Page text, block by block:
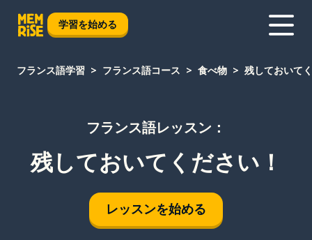
学習を始める
フランス語学習 フランス語コース 食べ物 残しておいて
フランス語レッスン：
残しておいてください！
レッスンを始める